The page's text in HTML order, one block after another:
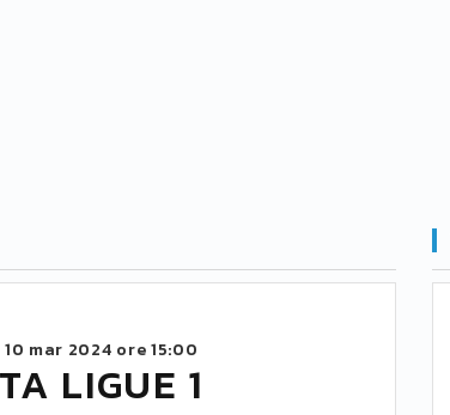
10 mar 2024 ore 15:00
LIGUE 1